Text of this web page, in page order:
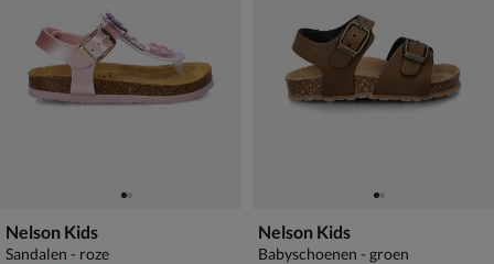
Nelson Kids
Sandalen - roze
Nelson Kids
Babyschoenen - groen